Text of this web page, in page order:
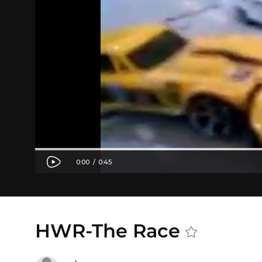
HWR-The Race